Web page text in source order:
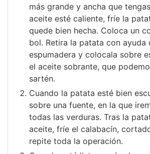
más grande y ancha que
aceite esté caliente, fríe la
quede bien hecha. Coloca un
bol. Retira la patata con ayuda
espumadera y colocala sobre
el aceite sobrante, que
sartén.
Cuando la patata esté bien
sobre una fuente, en la que
todas las verduras. Tras la
aceite, fríe el calabacín,
repite toda la operación.